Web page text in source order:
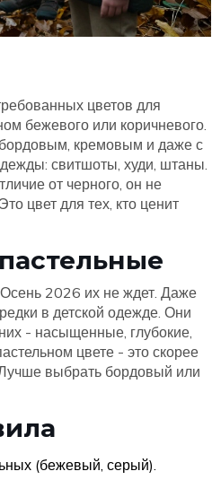
цветов для
бежевого или коричневого.
бордовым, кремовым и даже с
свитшоты, худи, штаны.
от черного, он не
цвет для тех, кто ценит
2026 их не ждет. Даже
в детской одежде. Они
- насыщенные, глубокие,
цвете - это скорее
выбрать бордовый или
(бежевый, серый).